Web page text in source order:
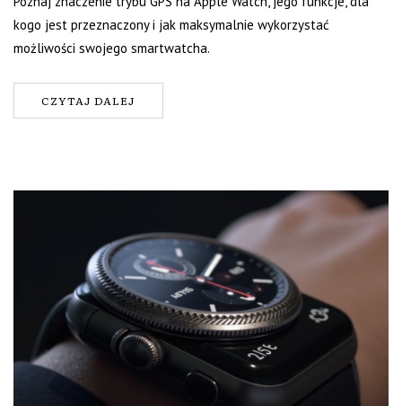
kogo jest przeznaczony i jak maksymalnie wykorzystać
możliwości swojego smartwatcha.
CZYTAJ DALEJ